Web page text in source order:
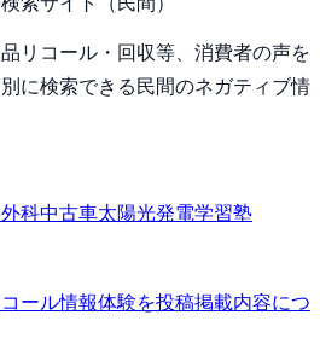
リコール・回収等、消費者の声を
に検索できる民間のネガティブ情
科中古車太陽光発電学習塾
ール情報体験を投稿掲載内容につ